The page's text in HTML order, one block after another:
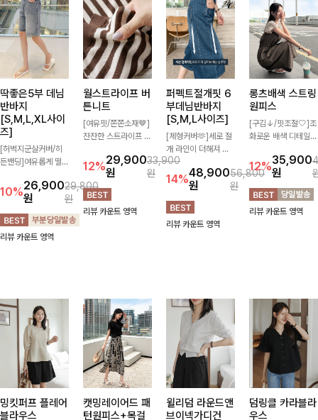
딱좋은5부 데님
반바지
[S,M,L,XL사이
즈]
[허벅지군살커버/히
든밴딩]여유롭게 떨어
없는 5부 기장으로 편
안하게 즐기기 좋은
데님 팬츠 ✨ 빈티지
한 워싱감이 더해져
캐주얼하면서도 트렌
10%26,900
원
29,800
원
리뷰 카운트 영역
월스트라이프 버
튼니트
[여유핏/쫀쫀소재🤎]
잔잔한 스트라이프 패
더해져 캐주얼하면서
도 세련된 무드를 연
출해주는 니트- 가볍
고 부드러운 착용감으
로 단독은 물론 데일
12%29,900
원
33,900
원
리뷰 카운트 영역
퍼펙트절개핏 6
부데님반바지
[S,M,L사이즈]
[체형커버🫶]세로 절
개 라인이 더해져 다
리 라인을 더욱 길고
슬림하게 연출해주는
5부 데님 반바지 🤍
부담 없는 기장과 여
유로운 핏으로 편안하
게 착용되며 다양한
14%48,900
원
56,800
원
리뷰 카운트 영역
롱츠배색 스트링
원피스
[구김↓/핏조절🤍]조
화로운 배색 디테일로
스! 스트링이 내장되
어있어 여리여리한 라
인을 만들어주고 넉넉
한 포켓으로 실용성까
지 갖췄어요:)
12%35,900
원
리뷰 카운트 영역
밍킷퍼프 플레어
블라우스
캣밍레이어드 패
턴원피스+목걸
윌리덤 라운드앤
브이넥가디건
덤링클 카라블라
우스